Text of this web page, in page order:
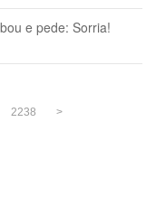
e pede: Sorria!
2238 >